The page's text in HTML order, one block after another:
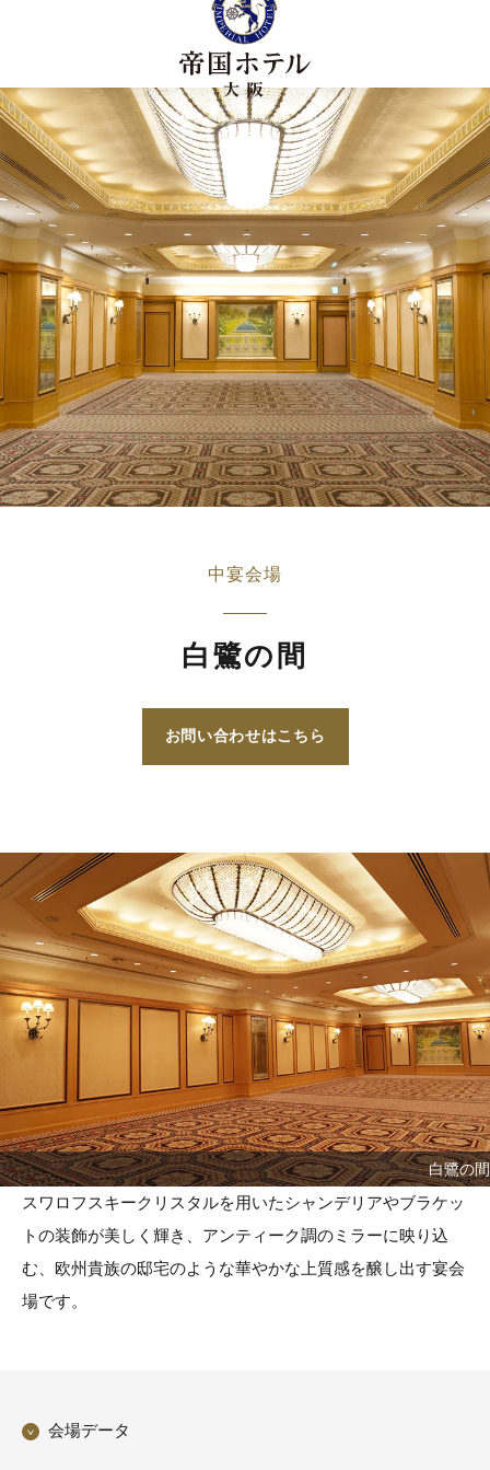
中宴会場
白鷺の間
お問い合わせはこちら
スワロフスキークリスタルを用いたシャンデリアやブラケッ
トの装飾が美しく輝き、アンティーク調のミラーに映り込
む、欧州貴族の邸宅のような華やかな上質感を醸し出す宴会
場です。
白鷺の間
会場データ